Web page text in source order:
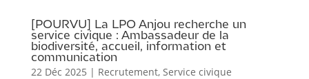
[POURVU] La LPO Anjou recherche un
service civique : Ambassadeur de la
biodiversité, accueil, information et
communication
22 Déc 2025 | Recrutement, Service civique